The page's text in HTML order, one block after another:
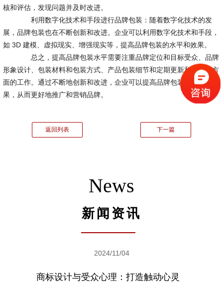
核和评估，发现问题并及时改进。
利用数字化技术和手段进行品牌包装：随着数字化技术的发
展，品牌包装也在不断创新和改进。企业可以利用数字化技术和手段，
如 3D 建模、虚拟现实、增强现实等，提高品牌包装的水平和效果。
总之，提高品牌包装水平需要注重品牌定位和目标受众、品牌
形象设计、包装材料和包装方式、产品包装细节和定期更新和改进等方
面的工作。通过不断地创新和改进，企业可以提高品牌包装的水平和效
果，从而更好地推广和营销品牌。
返回列表 下一篇
News
新闻资讯
2024/11/04
商标设计与受众心理：打造触动心灵